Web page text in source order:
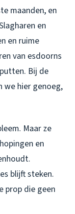
maanden, en
en
en ruime
van esdoorns
Bij de
we hier genoeg,
Maar ze
en
blijft steken.
prop die geen